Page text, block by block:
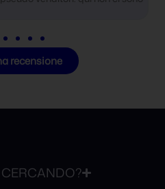
recensione